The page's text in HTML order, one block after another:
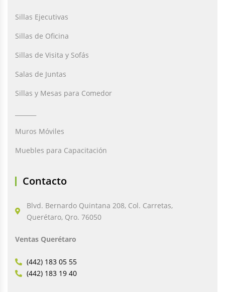
Sillas Ejecutivas
Sillas de Oficina
Sillas de Visita y Sofás
Salas de Juntas
Sillas y Mesas para Comedor
Muros Móviles
Muebles para Capacitación
Contacto
Blvd. Bernardo Quintana 208, Col. Carretas,
Querétaro, Qro. 76050
Ventas Querétaro
(442) 183 05 55
(442) 183 19 40